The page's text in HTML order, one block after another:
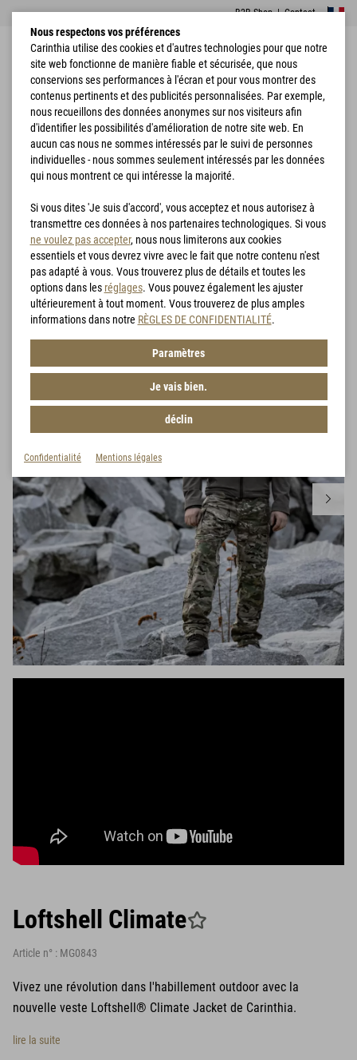
B2B Shop|Contact
Accueil Vêtements Loftshell Climate
Loftshell Climate
Article n° : MG0843
Vivez une révolution dans l'habillement outdoor avec la
nouvelle veste Loftshell® Climate Jacket de Carinthia.
lire la suite
Nous respectons vos préférences
Carinthia utilise des cookies et d'autres technologies pour que notre
site web fonctionne de manière fiable et sécurisée, que nous
conservions ses performances à l'écran et pour vous montrer des
contenus pertinents et des publicités personnalisées. Par exemple,
nous recueillons des données anonymes sur nos visiteurs afin
d'identifier les possibilités d'amélioration de notre site web. En
aucun cas nous ne sommes intéressés par le suivi de personnes
individuelles - nous sommes seulement intéressés par les données
qui nous montrent ce qui intéresse la majorité.
Si vous dites 'Je suis d'accord', vous acceptez et nous autorisez à
transmettre ces données à nos partenaires technologiques. Si vous
ne voulez pas accepter, nous nous limiterons aux cookies
essentiels et vous devrez vivre avec le fait que notre contenu n'est
pas adapté à vous. Vous trouverez plus de détails et toutes les
options dans les réglages. Vous pouvez également les ajuster
ultérieurement à tout moment. Vous trouverez de plus amples
informations dans notre RÈGLES DE CONFIDENTIALITÉ.
Paramètres
Je vais bien.
déclin
Confidentialité Mentions légales